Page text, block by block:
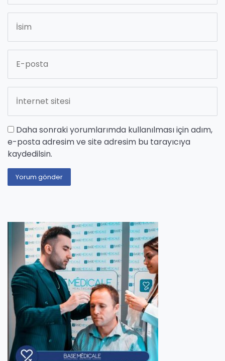
Daha sonraki yorumlarımda kullanılması için adım,
e-posta adresim ve site adresim bu tarayıcıya
kaydedilsin.